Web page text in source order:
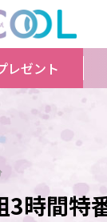
レゼント
3時間特